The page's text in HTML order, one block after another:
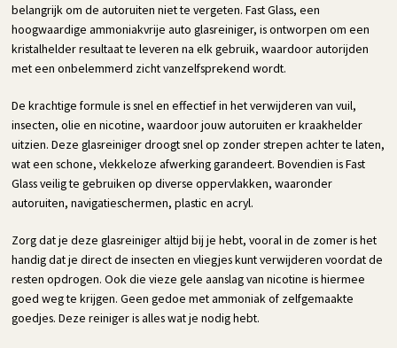
belangrijk om de autoruiten niet te vergeten. Fast Glass, een
hoogwaardige ammoniakvrije auto glasreiniger, is ontworpen om een
kristalhelder resultaat te leveren na elk gebruik, waardoor autorijden
met een onbelemmerd zicht vanzelfsprekend wordt.
De krachtige formule is snel en effectief in het verwijderen van vuil,
insecten, olie en nicotine, waardoor jouw autoruiten er kraakhelder
uitzien. Deze glasreiniger droogt snel op zonder strepen achter te laten,
wat een schone, vlekkeloze afwerking garandeert. Bovendien is Fast
Glass veilig te gebruiken op diverse oppervlakken, waaronder
autoruiten, navigatieschermen, plastic en acryl.
Zorg dat je deze glasreiniger altijd bij je hebt, vooral in de zomer is het
handig dat je direct de insecten en vliegjes kunt verwijderen voordat de
resten opdrogen. Ook die vieze gele aanslag van nicotine is hiermee
goed weg te krijgen. Geen gedoe met ammoniak of zelfgemaakte
goedjes. Deze reiniger is alles wat je nodig hebt.